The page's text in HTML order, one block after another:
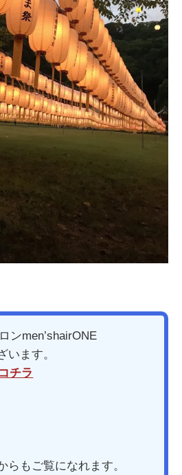
men’shairONE
います。
コチラ
らもご覧になれます。